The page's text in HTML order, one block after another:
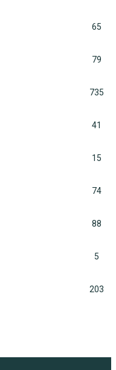
65
79
735
41
15
74
88
5
203